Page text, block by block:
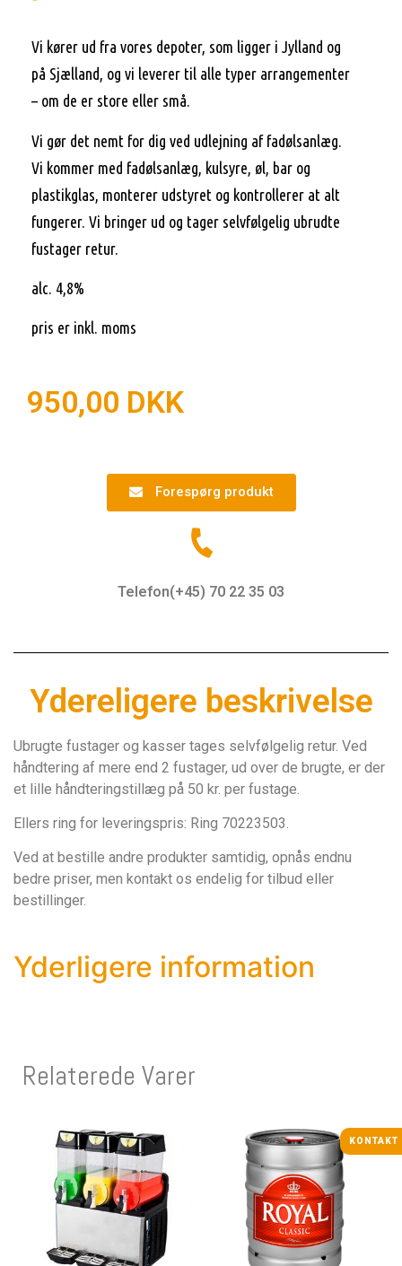
Vi kører ud fra vores depoter, som ligger i Jylland og
på Sjælland, og vi leverer til alle typer arrangementer
– om de er store eller små.
Vi gør det nemt for dig ved udlejning af fadølsanlæg.
Vi kommer med fadølsanlæg, kulsyre, øl, bar og
plastikglas, monterer udstyret og kontrollerer at alt
fungerer. Vi bringer ud og tager selvfølgelig ubrudte
fustager retur.
alc. 4,8%
pris er inkl. moms
950,00 DKK
Forespørg produkt
Telefon(+45) 70 22 35 03
Ydereligere beskrivelse
Ubrugte fustager og kasser tages selvfølgelig retur. Ved
håndtering af mere end 2 fustager, ud over de brugte, er der
et lille håndteringstillæg på 50 kr. per fustage.
Ellers ring for leveringspris: Ring 70223503.
Ved at bestille andre produkter samtidig, opnås endnu
bedre priser, men kontakt os endelig for tilbud eller
bestillinger.
Yderligere information
Relaterede Varer
KONTAKT